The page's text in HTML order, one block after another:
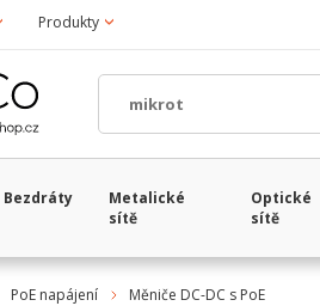
Produkty
Bezdráty
Metalické
sítě
Optické
sítě
PoE napájení Měniče DC-DC s PoE